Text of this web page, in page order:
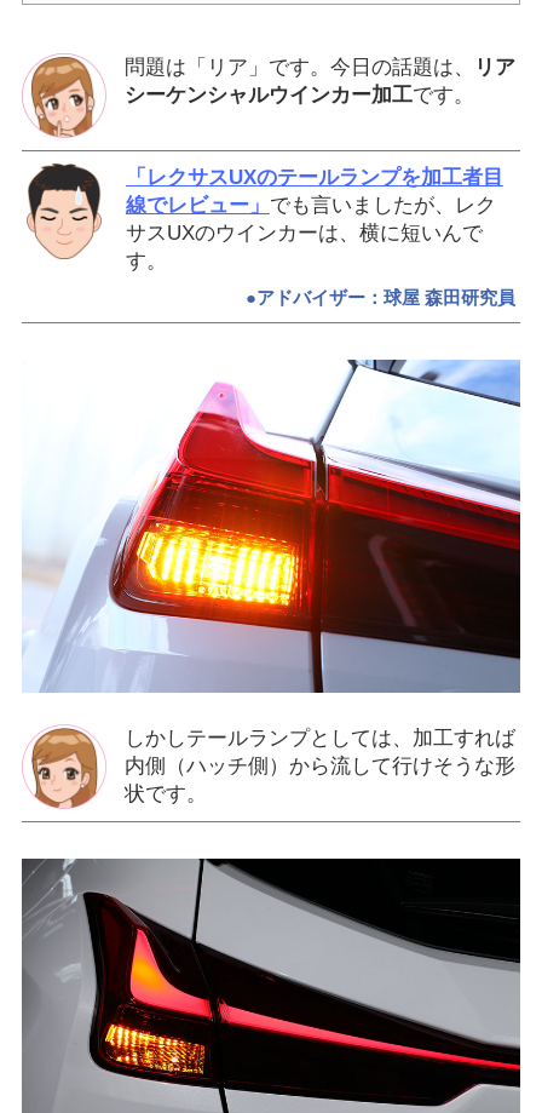
問題は「リア」です。今日の話題は、
リア
シーケンシャルウインカー加工です。
「レクサスUXのテールランプを加工者目
線でレビュー」 でも言いましたが、レク
サスUXのウインカーは、横に短いんで
す。
●アドバイザー：球屋 森田研究員
しかしテールランプとしては、加工すれば
内側（ハッチ側）から流して行けそうな形
状です。